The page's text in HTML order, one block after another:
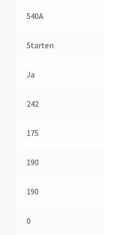
540A
Starten
Ja
242
175
190
190
0